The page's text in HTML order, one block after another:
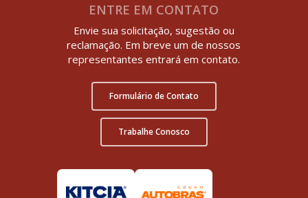
ENTRE EM CONTATO
Envie sua solicitação, sugestão ou
reclamação. Em breve um de nossos
representantes entrará em contato.
Formulário de Contato
Trabalhe Conosco